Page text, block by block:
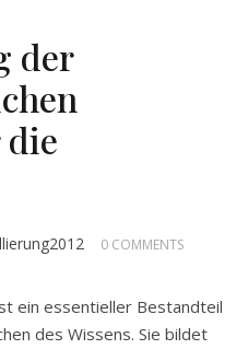
der
0 COMMENTS
ein essentieller Bestandteil
des Wissens. Sie bildet